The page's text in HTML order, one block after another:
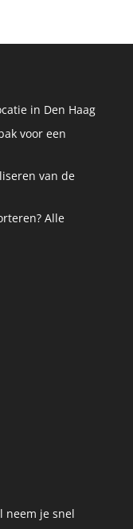
in Den Haag
voor een
van de
Alle
neem je snel